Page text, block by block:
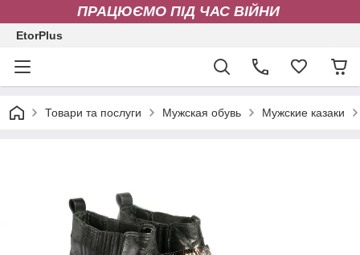
ПРАЦЮЄМО ПІД ЧАС ВІЙНИ
EtorPlus
Товари та послуги Мужская обувь Мужские казаки